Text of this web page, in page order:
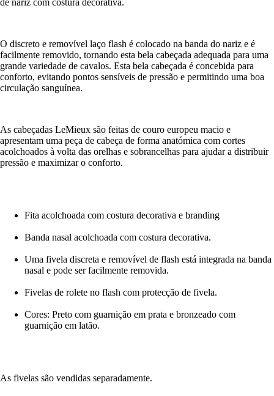
O discreto e removível laço flash é colocado na banda do nariz e é
facilmente removido, tornando esta bela cabeçada adequada para uma
grande variedade de cavalos. Esta bela cabeçada é concebida para
conforto, evitando pontos sensíveis de pressão e permitindo uma boa
circulação sanguínea.
As cabeçadas LeMieux são feitas de couro europeu macio e
apresentam uma peça de cabeça de forma anatómica com cortes
acolchoados à volta das orelhas e sobrancelhas para ajudar a distribuir
pressão e maximizar o conforto.
Fita acolchoada com costura decorativa e branding
Banda nasal acolchoada com costura decorativa.
Uma fivela discreta e removível de flash está integrada na banda
nasal e pode ser facilmente removida.
Fivelas de rolete no flash com protecção de fivela.
Cores: Preto com guarnição em prata e bronzeado com
guarnição em latão.
As fivelas são vendidas separadamente.